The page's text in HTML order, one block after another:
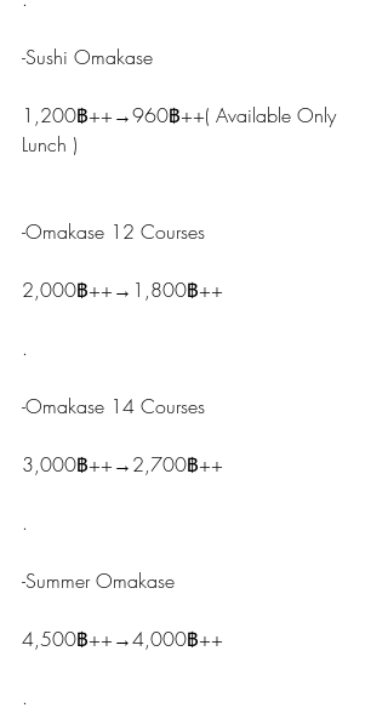
-Sushi Omakase
1,200฿++→960฿++( Available Only
Lunch )
-Omakase 12 Courses
2,000฿++→1,800฿++
.
-Omakase 14 Courses
3,000฿++→2,700฿++
.
-Summer Omakase
4,500฿++→4,000฿++
.